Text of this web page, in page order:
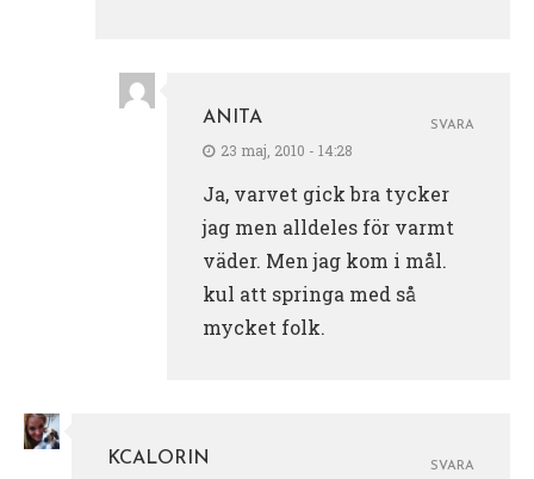
ANITA
23 maj, 2010 - 14:28
Ja, varvet gick bra tycker
jag men alldeles för varmt
väder. Men jag kom i mål.
kul att springa med så
mycket folk.
SVARA
KCALORIN
SVARA